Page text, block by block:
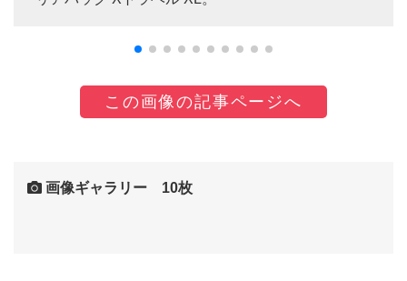
この画像の記事ページへ
画像ギャラリー 10枚